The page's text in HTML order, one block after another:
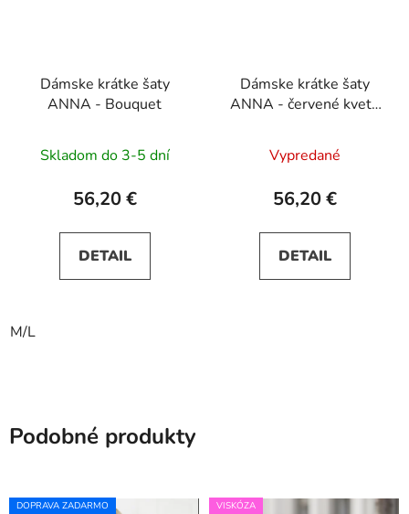
Dámske krátke šaty
ANNA - Bouquet
Skladom do 3-5 dní
56,20 €
DETAIL
M/L
Dámske krátke šaty
ANNA - červené kvety
Vypredané
56,20 €
DETAIL
Podobné produkty
DOPRAVA ZADARMO
VISKÓZA